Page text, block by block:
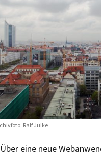
Ralf Julke
Über eine neue